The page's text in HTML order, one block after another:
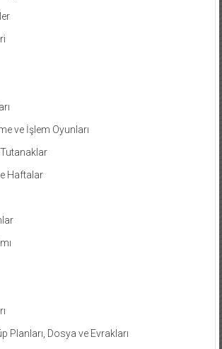
ve İşlem Oyunları
Haftalar
Planları, Dosya ve Evrakları